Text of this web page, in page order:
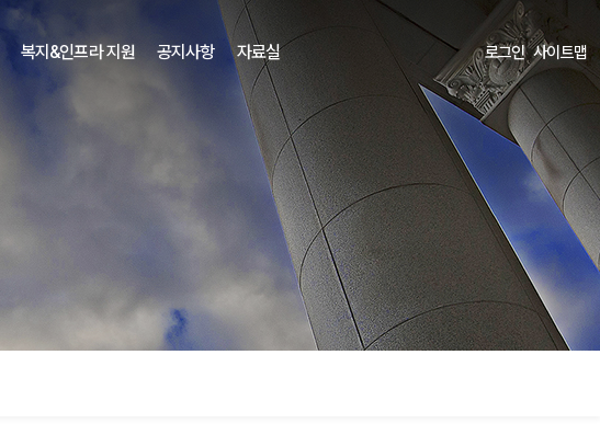
복지&인프라 지원 공지사항 자료실 로그인 사이트맵